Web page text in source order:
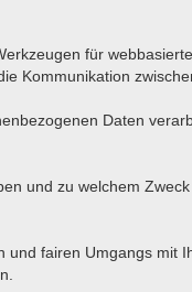
für
Kommunikation
Daten
und zu welchem
fairen Umgangs